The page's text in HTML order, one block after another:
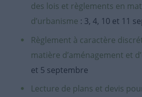
des lois et règlements en
d’urbanisme : 3, 4, 10 et 11
Règlement à caractère
matière d’aménagement et
et 5 septembre
Lecture de plans et devis